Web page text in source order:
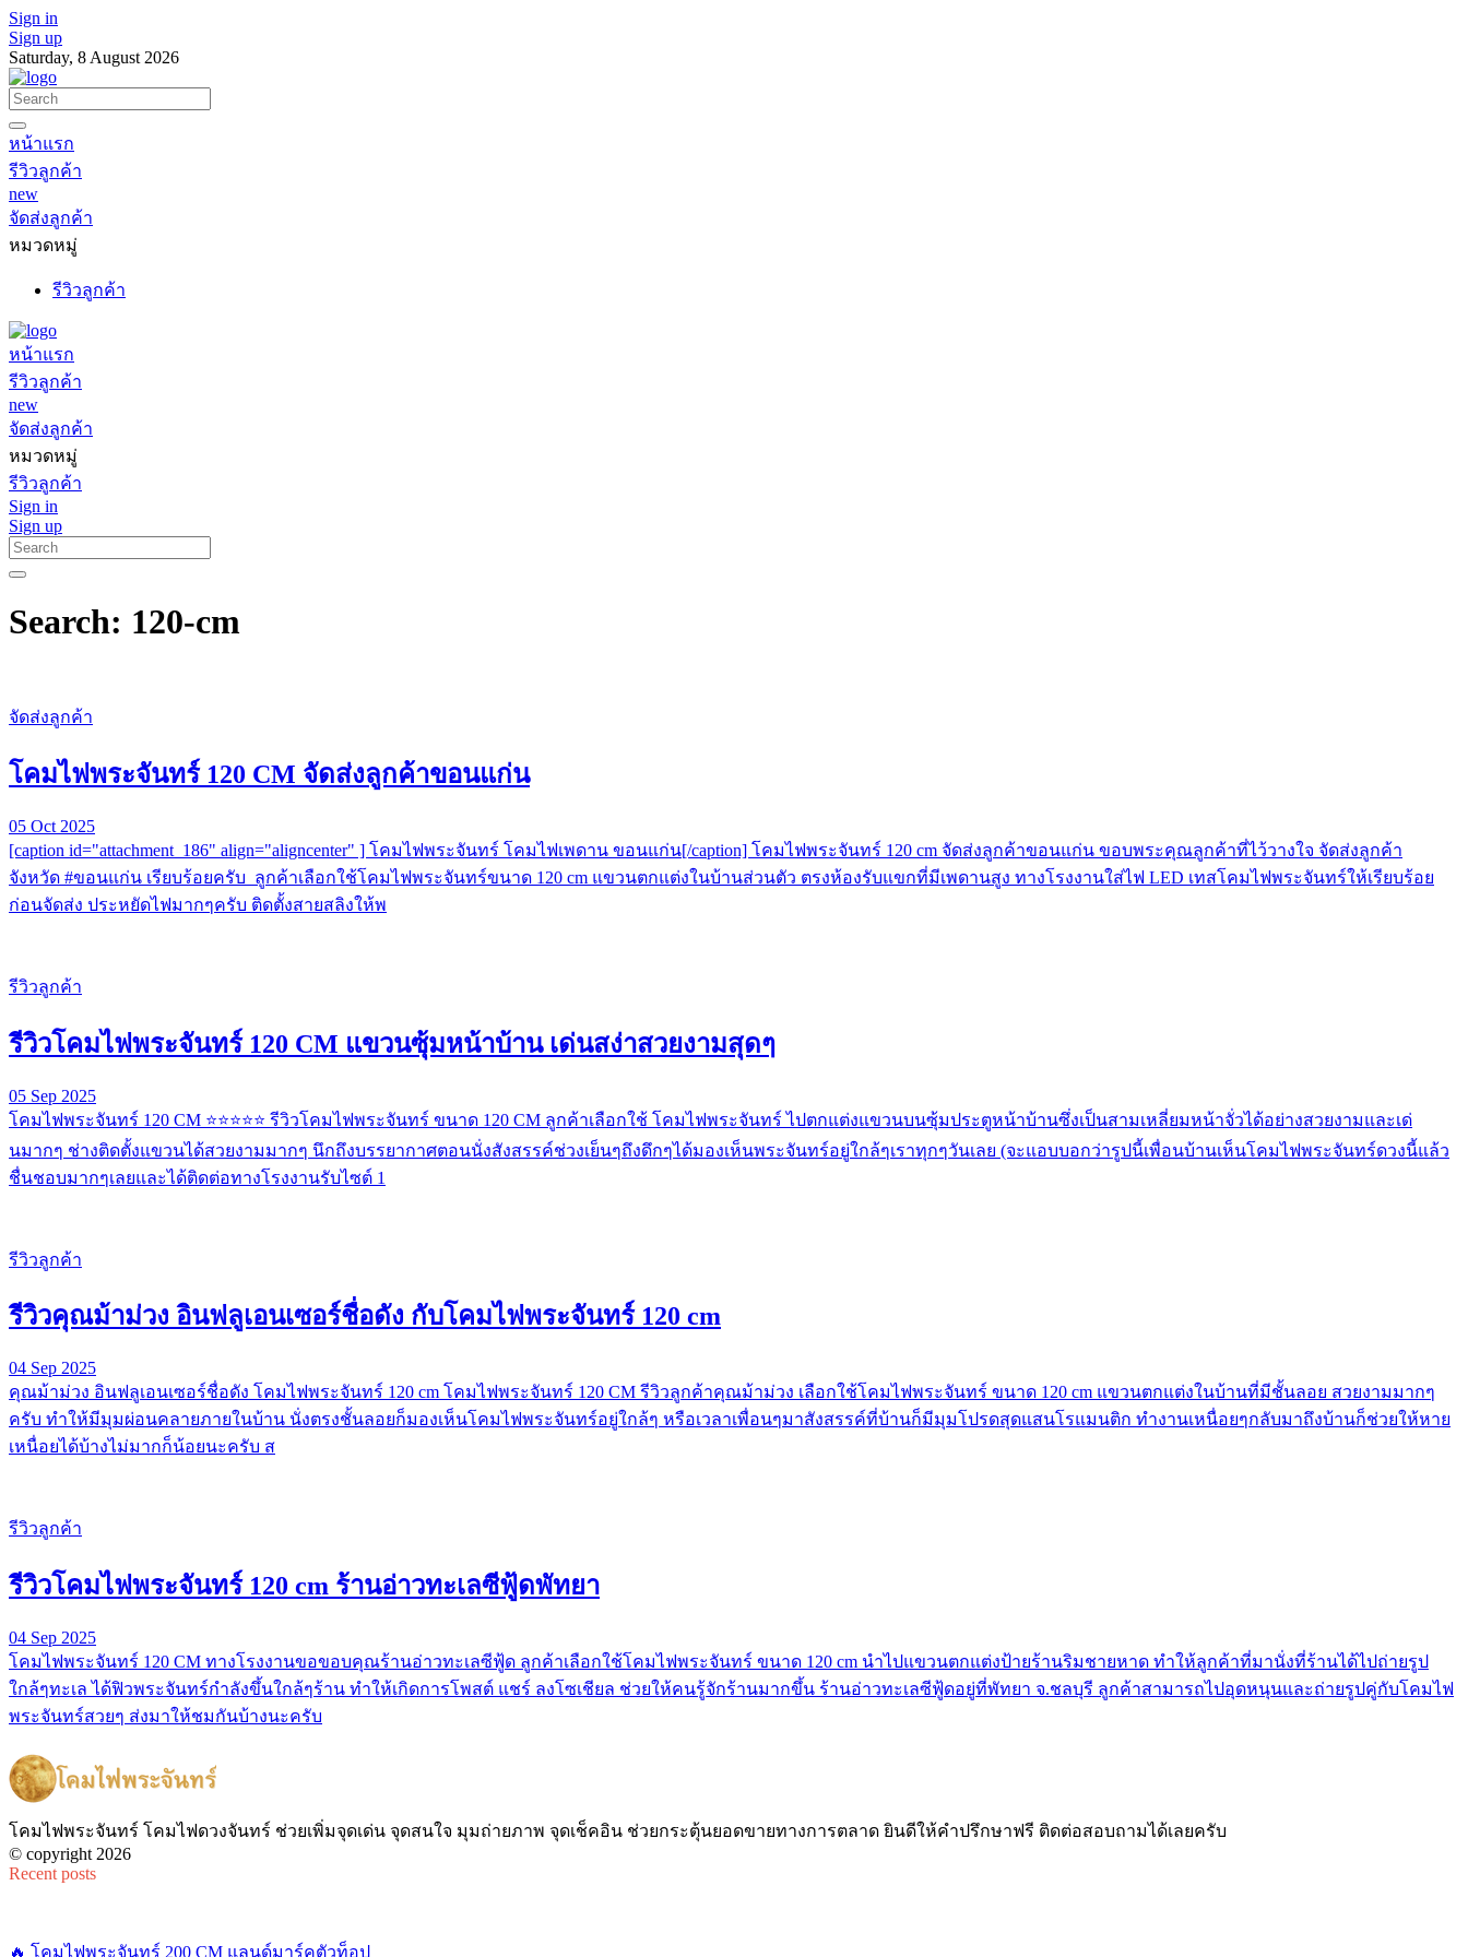
Sign in
Sign up
Saturday, 8 August 2026
หน้าแรก
รีวิวลูกค้า
new
จัดส่งลูกค้า
หมวดหมู่
รีวิวลูกค้า
หน้าแรก
รีวิวลูกค้า
new
จัดส่งลูกค้า
หมวดหมู่
รีวิวลูกค้า
Sign in
Sign up
Search: 120-cm
จัดส่งลูกค้า
โคมไฟพระจันทร์ 120 CM จัดส่งลูกค้าขอนแก่น
05 Oct 2025
[caption id="attachment_186" align="aligncenter" ] โคมไฟพระจันทร์ โคมไฟเพดาน ขอนแก่น[/caption] โคมไฟพระจันทร์ 120 cm จัดส่งลูกค้าขอนแก่น ขอบพระคุณลูกค้าที่ไว้วางใจ จัดส่งลูกค้า
จังหวัด #ขอนแก่น เรียบร้อยครับ ลูกค้าเลือกใช้โคมไฟพระจันทร์ขนาด 120 cm แขวนตกแต่งในบ้านส่วนตัว ตรงห้องรับแขกที่มีเพดานสูง ทางโรงงานใส่ไฟ LED เทสโคมไฟพระจันทร์ให้เรียบร้อย
ก่อนจัดส่ง ประหยัดไฟมากๆครับ ติดตั้งสายสลิงให้พ
รีวิวลูกค้า
รีวิวโคมไฟพระจันทร์ 120 CM แขวนซุ้มหน้าบ้าน เด่นสง่าสวยงามสุดๆ
05 Sep 2025
โคมไฟพระจันทร์ 120 CM ⭐️⭐️⭐️⭐️⭐️ รีวิวโคมไฟพระจันทร์ ขนาด 120 CM ลูกค้าเลือกใช้ โคมไฟพระจันทร์ ไปตกแต่งแขวนบนซุ้มประตูหน้าบ้านซึ่งเป็นสามเหลี่ยมหน้าจั่วได้อย่างสวยงามและเด่
นมากๆ ช่างติดตั้งแขวนได้สวยงามมากๆ นึกถึงบรรยากาศตอนนั่งสังสรรค์ช่วงเย็นๆถึงดึกๆได้มองเห็นพระจันทร์อยู่ใกล้ๆเราทุกๆวันเลย (จะแอบบอกว่ารูปนี้เพื่อนบ้านเห็นโคมไฟพระจันทร์ดวงนี้แล้ว
ชื่นชอบมากๆเลยและได้ติดต่อทางโรงงานรับไซต์ 1
รีวิวลูกค้า
รีวิวคุณม้าม่วง อินฟลูเอนเซอร์ชื่อดัง กับโคมไฟพระจันทร์ 120 cm
04 Sep 2025
คุณม้าม่วง อินฟลูเอนเซอร์ชื่อดัง โคมไฟพระจันทร์ 120 cm โคมไฟพระจันทร์ 120 CM รีวิวลูกค้าคุณม้าม่วง เลือกใช้โคมไฟพระจันทร์ ขนาด 120 cm แขวนตกแต่งในบ้านที่มีชั้นลอย สวยงามมากๆ
ครับ ทำให้มีมุมผ่อนคลายภายในบ้าน นั่งตรงชั้นลอยก็มองเห็นโคมไฟพระจันทร์อยู่ใกล้ๆ หรือเวลาเพื่อนๆมาสังสรรค์ที่บ้านก็มีมุมโปรดสุดแสนโรแมนติก ทำงานเหนื่อยๆกลับมาถึงบ้านก็ช่วยให้หาย
เหนื่อยได้บ้างไม่มากก็น้อยนะครับ ส
รีวิวลูกค้า
รีวิวโคมไฟพระจันทร์ 120 cm ร้านอ่าวทะเลซีฟู้ดพัทยา
04 Sep 2025
โคมไฟพระจันทร์ 120 CM ทางโรงงานขอขอบคุณร้านอ่าวทะเลซีฟู้ด ลูกค้าเลือกใช้โคมไฟพระจันทร์ ขนาด 120 cm นำไปแขวนตกแต่งป้ายร้านริมชายหาด ทำให้ลูกค้าที่มานั่งที่ร้านได้ไปถ่ายรูป
ใกล้ๆทะเล ได้ฟิวพระจันทร์กำลังขึ้นใกล้ๆร้าน ทำให้เกิดการโพสต์ แชร์ ลงโซเชียล ช่วยให้คนรู้จักร้านมากขึ้น ร้านอ่าวทะเลซีฟู้ดอยู่ที่พัทยา จ.ชลบุรี ลูกค้าสามารถไปอุดหนุนและถ่ายรูปคู่กับโคมไฟ
พระจันทร์สวยๆ ส่งมาให้ชมกันบ้างนะครับ
โคมไฟพระจันทร์ โคมไฟดวงจันทร์ ช่วยเพิ่มจุดเด่น จุดสนใจ มุมถ่ายภาพ จุดเช็คอิน ช่วยกระตุ้นยอดขายทางการตลาด ยินดีให้คำปรึกษาฟรี ติดต่อสอบถามได้เลยครับ
© copyright 2026
Recent posts
🔥 โคมไฟพระจันทร์ 200 CM แลนด์มาร์คตัวท็อป